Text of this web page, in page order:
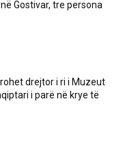
Gostivar, tre persona
drejtor i ri i Muzeut
i parë në krye të